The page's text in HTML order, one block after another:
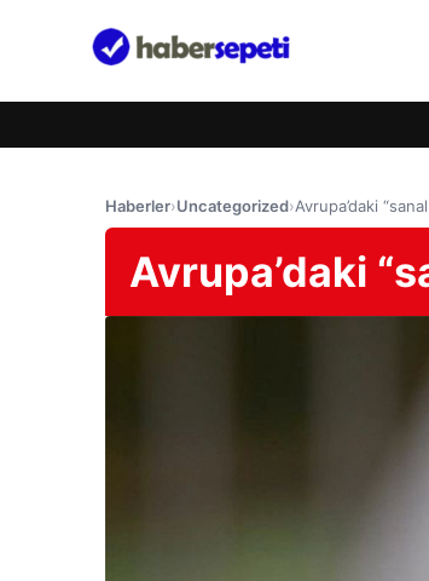
Haberler›Uncategorized›Avrupa’daki
Avrupa’daki